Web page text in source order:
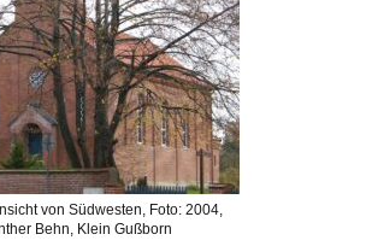
von Südwesten, Foto: 2004,
Behn, Klein Gußborn